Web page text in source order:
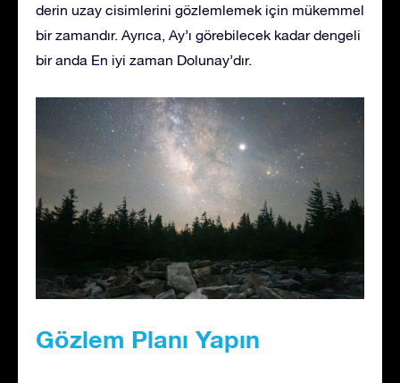
derin uzay cisimlerini gözlemlemek için mükemmel
bir zamandır. Ayrıca, Ay’ı görebilecek kadar dengeli
bir anda En iyi zaman Dolunay’dır.
Gözlem Planı Yapın